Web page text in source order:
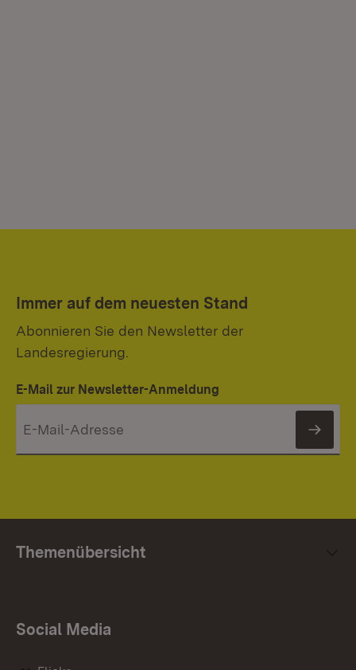
Immer auf dem neuesten Stand
Abonnieren Sie den Newsletter der
Landesregierung.
E-Mail zur Newsletter-Anmeldung
Themenübersicht
Social Media